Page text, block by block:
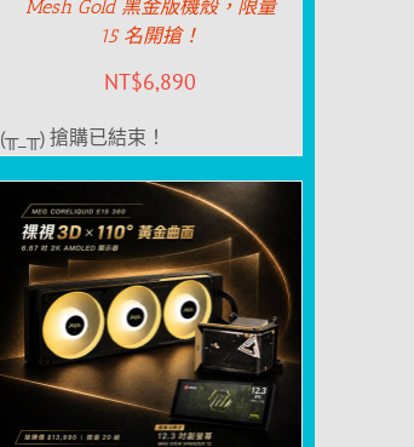
Mesh Gold 黑金版機殼，限量
15 名開搶！
NT$6,890
(╥_╥) 搶購已結束！